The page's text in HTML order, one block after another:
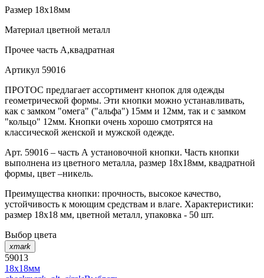
Размер 18х18мм
Материал цветной металл
Прочее часть А,квадратная
Артикул 59016
ПРОТОС предлагает ассортимент кнопок для одежды
геометрической формы. Эти кнопки можно устанавливать,
как с замком "омега" ("альфа") 15мм и 12мм, так и с замком
"кольцо" 12мм. Кнопки очень хорошо смотрятся на
классической женской и мужской одежде.
Арт. 59016 – часть А установочной кнопки. Часть кнопки
выполнена из цветного металла, размер 18х18мм, квадратной
формы, цвет –никель.
Преимущества кнопки: прочность, высокое качество,
устойчивость к моющим средствам и влаге. Характеристики:
размер 18х18 мм, цветной металл, упаковка - 50 шт.
Выбор цвета
xmark
59013
18х18мм